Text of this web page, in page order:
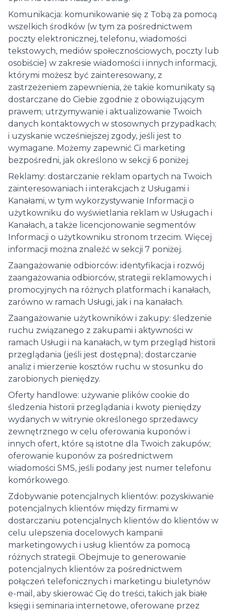
Komunikacja: komunikowanie się z Tobą za pomocą
wszelkich środków (w tym za pośrednictwem
poczty elektronicznej, telefonu, wiadomości
tekstowych, mediów społecznościowych, poczty lub
osobiście) w zakresie wiadomości i innych informacji,
którymi możesz być zainteresowany, z
zastrzeżeniem zapewnienia, że ​​takie komunikaty są
dostarczane do Ciebie zgodnie z obowiązującym
prawem; utrzymywanie i aktualizowanie Twoich
danych kontaktowych w stosownych przypadkach;
i uzyskanie wcześniejszej zgody, jeśli jest to
wymagane. Możemy zapewnić Ci marketing
bezpośredni, jak określono w sekcji 6 poniżej.
Reklamy: dostarczanie reklam opartych na Twoich
zainteresowaniach i interakcjach z Usługami i
Kanałami, w tym wykorzystywanie Informacji o
użytkowniku do wyświetlania reklam w Usługach i
Kanałach, a także licencjonowanie segmentów
Informacji o użytkowniku stronom trzecim. Więcej
informacji można znaleźć w sekcji 7 poniżej.
Zaangażowanie odbiorców: identyfikacja i rozwój
zaangażowania odbiorców, strategii reklamowych i
promocyjnych na różnych platformach i kanałach,
zarówno w ramach Usługi, jak i na kanałach.
Zaangażowanie użytkowników i zakupy: śledzenie
ruchu związanego z zakupami i aktywności w
ramach Usługi i na kanałach, w tym przegląd historii
przeglądania (jeśli jest dostępna); dostarczanie
analiz i mierzenie kosztów ruchu w stosunku do
zarobionych pieniędzy.
Oferty handlowe: używanie plików cookie do
śledzenia historii przeglądania i kwoty pieniędzy
wydanych w witrynie określonego sprzedawcy
zewnętrznego w celu oferowania kuponów i
innych ofert, które są istotne dla Twoich zakupów;
oferowanie kuponów za pośrednictwem
wiadomości SMS, jeśli podany jest numer telefonu
komórkowego.
Zdobywanie potencjalnych klientów: pozyskiwanie
potencjalnych klientów między firmami w
dostarczaniu potencjalnych klientów do klientów w
celu ulepszenia docelowych kampanii
marketingowych i usług klientów za pomocą
różnych strategii. Obejmuje to generowanie
potencjalnych klientów za pośrednictwem
połączeń telefonicznych i marketingu biuletynów
e-mail, aby skierować Cię do treści, takich jak białe
księgi i seminaria internetowe, oferowane przez